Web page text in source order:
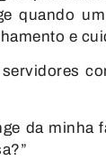
quando
e
da minha